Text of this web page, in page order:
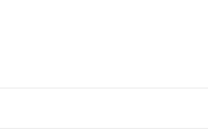
de Vacances à Sud de la France